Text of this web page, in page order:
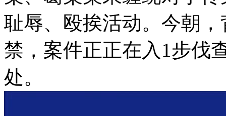
耻辱、殴挨活动。今朝
禁，案件正正在入1步伐
处。